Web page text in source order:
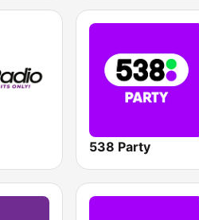
538 Party